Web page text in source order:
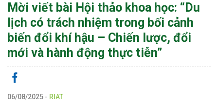
Mời viết bài Hội thảo khoa học: “Du
lịch có trách nhiệm trong bối cảnh
biến đổi khí hậu – Chiến lược, đổi
mới và hành động thực tiễn”
06/08/2025 - RIAT